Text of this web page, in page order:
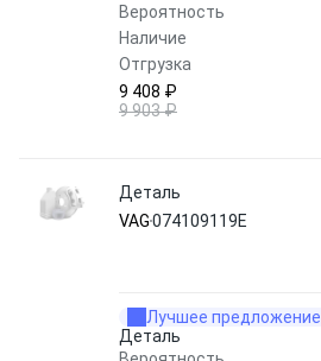
Вероятность
Наличие
Отгрузка
9 408 ₽
9 903 ₽
Деталь
VAG074109119E
Лучшее предложение
Деталь